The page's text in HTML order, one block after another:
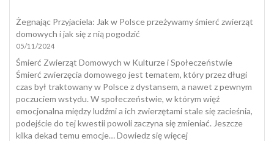
Żegnając Przyjaciela: Jak w Polsce przeżywamy śmierć zwierząt
domowych i jak się z nią pogodzić
05/11/2024
Śmierć Zwierząt Domowych w Kulturze i Społeczeństwie
Śmierć zwierzęcia domowego jest tematem, który przez długi
czas był traktowany w Polsce z dystansem, a nawet z pewnym
poczuciem wstydu. W społeczeństwie, w którym więź
emocjonalna między ludźmi a ich zwierzętami stale się zacieśnia,
podejście do tej kwestii powoli zaczyna się zmieniać. Jeszcze
kilka dekad temu emocje…Dowiedz się więcej: